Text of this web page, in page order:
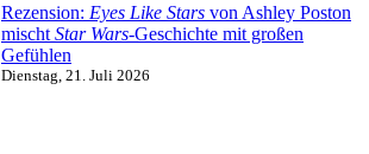
Rezension: Eyes Like Stars von Ashley Poston
mischt Star Wars-Geschichte mit großen
Gefühlen
Dienstag, 21. Juli 2026